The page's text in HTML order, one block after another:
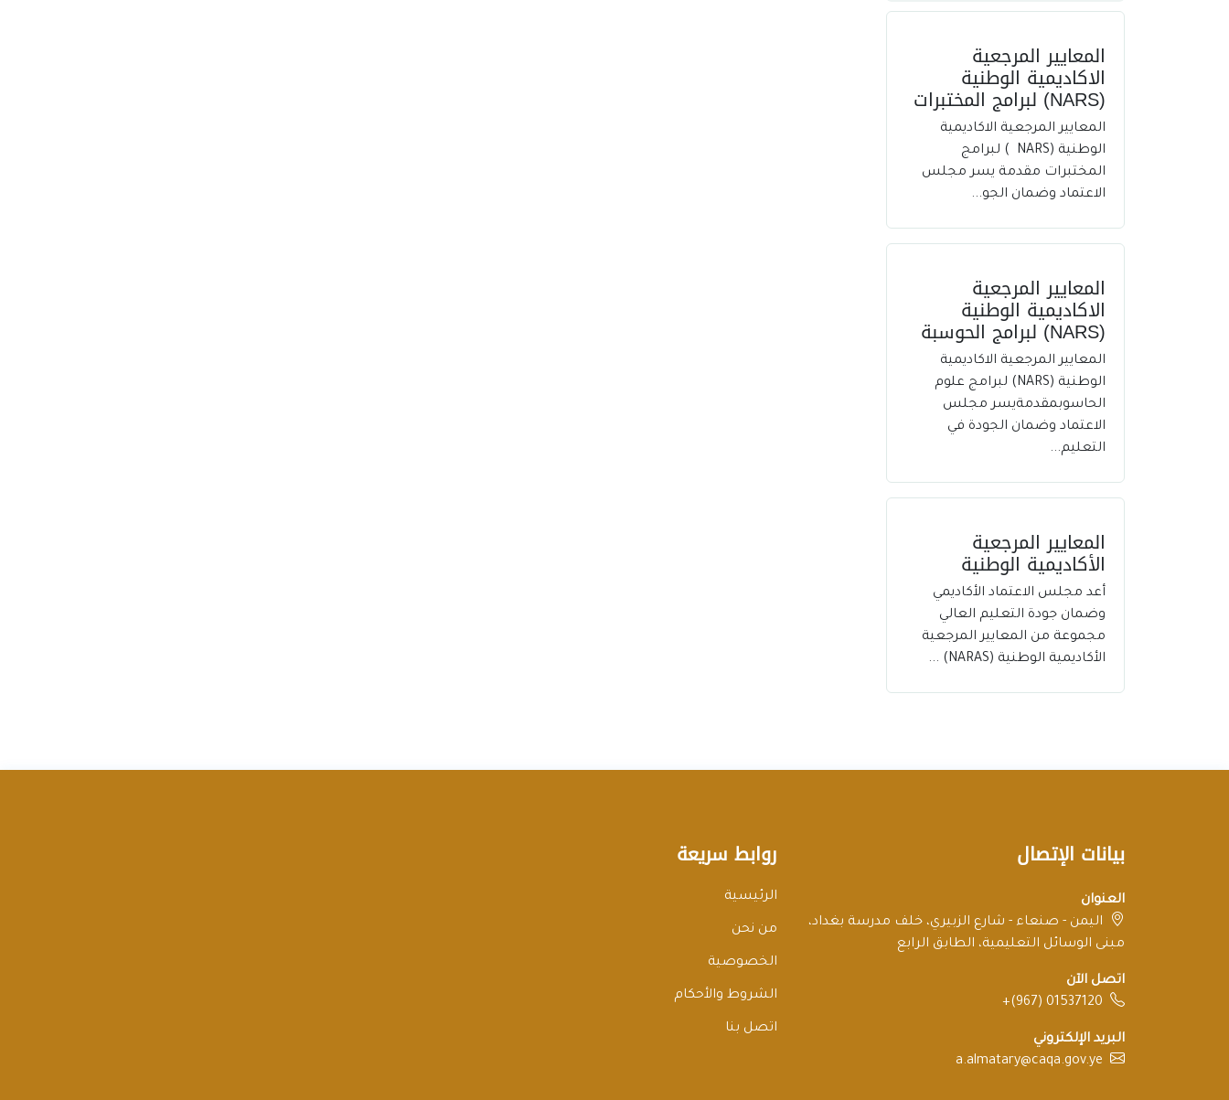
المعايير المرجعية
الاكاديمية الوطنية
(NARS) لبرامج المختبرات
المعايير المرجعية الاكاديمية
الوطنية (NARS ) لبرامج
المختبرات مقدمة يسر مجلس
الاعتماد وضمان الجو...
المعايير المرجعية
الاكاديمية الوطنية
(NARS) لبرامج الحوسبة
المعايير المرجعية الاكاديمية
الوطنية (NARS) لبرامج علوم
الحاسوبمقدمةيسر مجلس
الاعتماد وضمان الجودة في
التعليم...
المعايير المرجعية
الأكاديمية الوطنية
أعد مجلس الاعتماد الأكاديمي
وضمان جودة التعليم العالي
مجموعة من المعايير المرجعية
الأكاديمية الوطنية (NARAS) ...
بيانات الإتصال
العنوان
اليمن - صنعاء - شارع الزبيري، خلف مدرسة بغداد،
مبنى الوسائل التعليمية، الطابق الرابع
اتصل الآن
+(967) 01537120
البريد الإلكتروني
a.almatary@caqa.gov.ye
روابط سريعة
الرئيسية
من نحن
الخصوصية
الشروط والأحكام
اتصل بنا